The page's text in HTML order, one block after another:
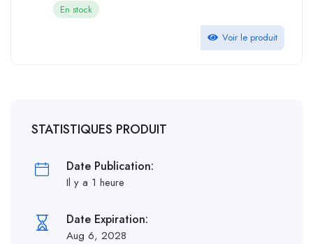
En stock
Voir le produit
STATISTIQUES PRODUIT
Date Publication:
Il y a 1 heure
Date Expiration:
Aug 6, 2028